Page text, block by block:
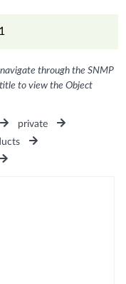
through the SNMP
to view the Object
private